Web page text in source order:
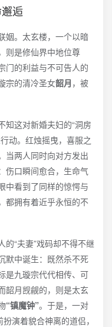
逅
姻。太玄楼，一个以暗
则是修仙界中地位尊
门的利益与不可告人的
宗的清冷圣女韶月 ，被
知这对新婚夫妇的“洞房
动。红烛摇曳，喜服之
当两人同时向对方发出
伤口瞬间愈合，生命气
中看到了同样的惊愕与
拥有着近乎永恒的不
的“夫妻”戏码却不得不继
默中诞生：既然杀不死
是九璇宗代代相传、可
韶月觊觎的，则是太玄
“镇魔钟”。于是，一对
演着貌合神离的道侣，